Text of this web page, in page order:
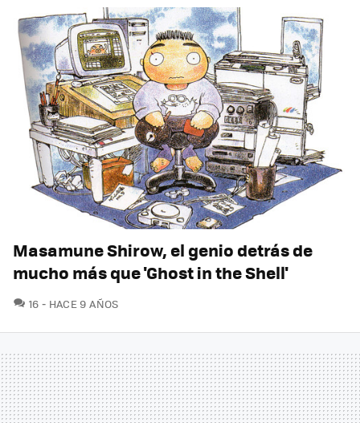
Masamune Shirow, el genio detrás de
mucho más que 'Ghost in the Shell'
16 COMENTARIOS
HACE 9 AÑOS